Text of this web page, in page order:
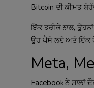
Bitcoin ਦੀ ਕੀਮਤ
ਇੱਕ ਤਰੀਕੇ ਨਾਲ,
ਉਹ ਪੈਸੇ ਲਏ ਅਤੇ ਇੱਕ
Meta,
Facebook ਨੇ ਸਾਲਾਂ